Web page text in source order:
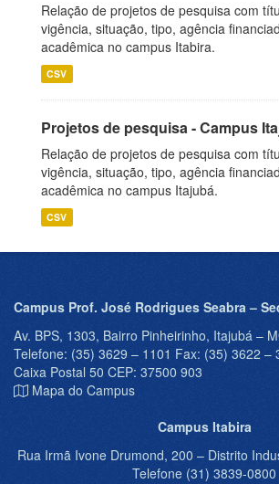
Relação de projetos de pesquisa com
vigência, situação, tipo, agência
acadêmica no campus Itabira.
CSV
Projetos de pesquisa - Campus
Relação de projetos de pesquisa com
vigência, situação, tipo, agência
acadêmica no campus Itajubá.
CSV
Campus Prof. José Rodrigues Seabra –
Av. BPS, 1303, Bairro Pinheirinho, Itajubá –
Telefone: (35) 3629 – 1101 Fax: (35) 3622 –
Caixa Postal 50 CEP: 37500 903
Mapa do Campus
Campus Itabira
Rua Irmã Ivone Drumond, 200 – Distrito
Telefone (31) 3839-0800